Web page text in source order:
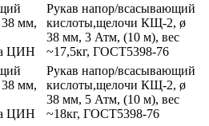
Рукав напор/всасывающий
кислоты,щелочи КЩ-2, ø
38 мм, 3 Атм, (10 м), вес
~17,5кг, ГОСТ5398-76
Рукав напор/всасывающий
кислоты,щелочи КЩ-2, ø
38 мм, 5 Атм, (10 м), вес
~18кг, ГОСТ5398-76